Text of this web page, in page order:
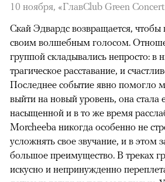
10 ноября, «ГлавClub Green
Скай Эдвардс возвращается, чтобы
своим волшебным голосом.
группой складывались непросто: в
трагическое расставание, и
Последнее событие явно помогло
выйти на новый уровень, она стала
насыщенной и в то же время
Morcheeba никогда особенно не
усложнять свое звучание, и в этом
большое преимущество. В треках
искусно и непринужденно